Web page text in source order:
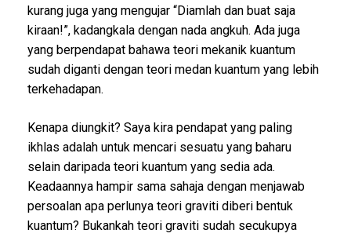
kurang juga yang mengujar “Diamlah dan buat saja
kiraan!”, kadangkala dengan nada angkuh. Ada juga
yang berpendapat bahawa teori mekanik kuantum
sudah diganti dengan teori medan kuantum yang lebih
terkehadapan.
Kenapa diungkit? Saya kira pendapat yang paling
ikhlas adalah untuk mencari sesuatu yang baharu
selain daripada teori kuantum yang sedia ada.
Keadaannya hampir sama sahaja dengan menjawab
persoalan apa perlunya teori graviti diberi bentuk
kuantum? Bukankah teori graviti sudah secukupya